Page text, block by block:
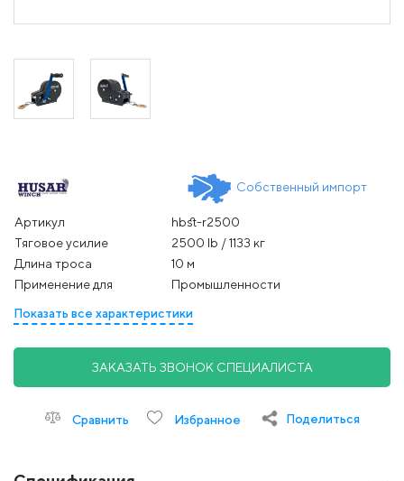
Собственный импорт
Артикул
hbst-r2500
Тяговое усилие
2500 lb / 1133 кг
Длина троса
10 м
Применение для
Промышленности
Показать все характеристики
ЗАКАЗАТЬ ЗВОНОК СПЕЦИАЛИСТА
Сравнить Избранное Поделиться